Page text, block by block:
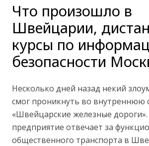
Что произошло в
Швейцарии,
курсы по
безопасности
Несколько дней назад некий
смог проникнуть во внутреннюю
«Швейцарские железные дороги».
предприятие отвечает за
общественного транспорта в